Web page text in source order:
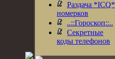
Раздача *ICQ*
номерков
..::Гороскоп::..
Секретные
коды телефонов